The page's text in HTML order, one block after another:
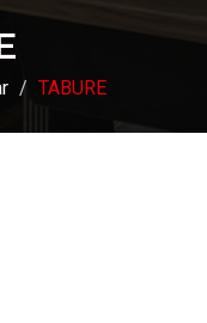
TABURE